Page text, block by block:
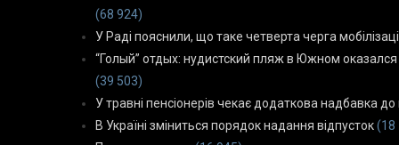
(68 924)
У Раді пояснили, що таке четверта черга
“Голый” отдых: нудистский пляж в Южном
(39 503)
У травні пенсіонерів чекає додаткова надбавка до
В Україні зміниться порядок надання відпусток (18